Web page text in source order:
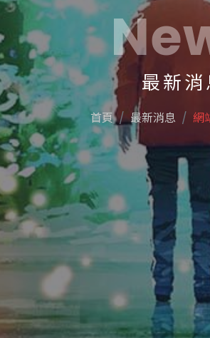
最新
首頁 最新消息 網